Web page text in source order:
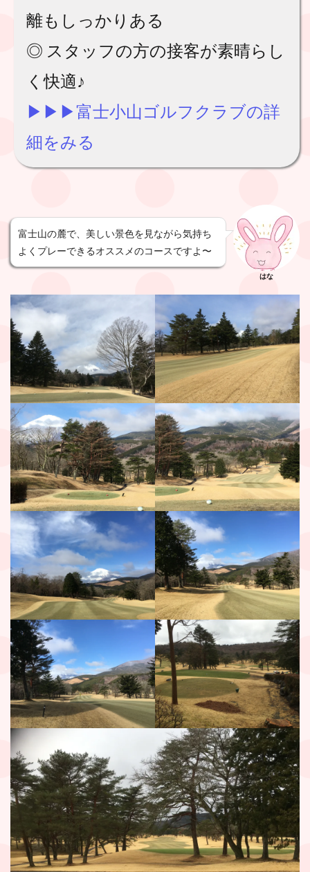
離もしっかりある
◎ スタッフの方の接客が素晴らし
く快適♪
▶︎▶︎▶︎富士小山ゴルフクラブの詳
細をみる
富士山の麓で、美しい景色を見ながら気持ち
よくプレーできるオススメのコースですよ〜
はな